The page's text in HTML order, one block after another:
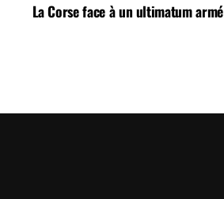
La Corse face à un ultimatum armé